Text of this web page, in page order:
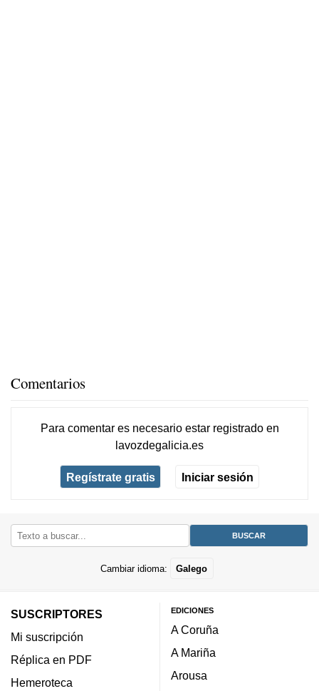
Comentarios
Para comentar es necesario estar registradoen
lavozdegalicia.es
Regístrate gratis Iniciar sesión
Cambiar idioma: Galego
SUSCRIPTORES
Mi suscripción
Réplica en PDF
Hemeroteca
EDICIONES
A Coruña
A Mariña
Arousa